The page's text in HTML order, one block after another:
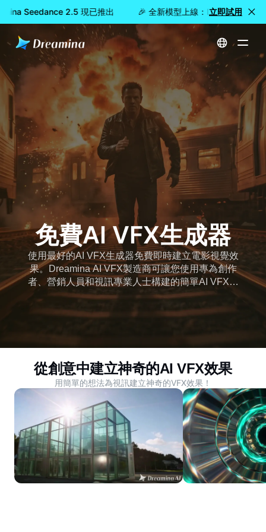
Seedance 2.5 現已推出 🎉 全新模型上線：Dreamina
立即試用
首頁 免費AI VFX生成器
免費AI VFX生成器
使用最好的AI VFX生成器免費即時建立電影視覺效
果。Dreamina AI VFX製造商可讓您使用專為創作
者、營銷人員和視訊專業人士構建的簡單AI VFX編
輯器設計AI生成的VFX和3D效果。
從創意中建立神奇的AI VFX效果
用簡單的想法為視訊建立神奇的VFX效果！